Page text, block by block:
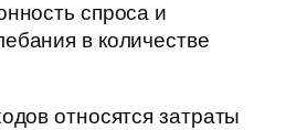
спроса и
в количестве
относятся затраты